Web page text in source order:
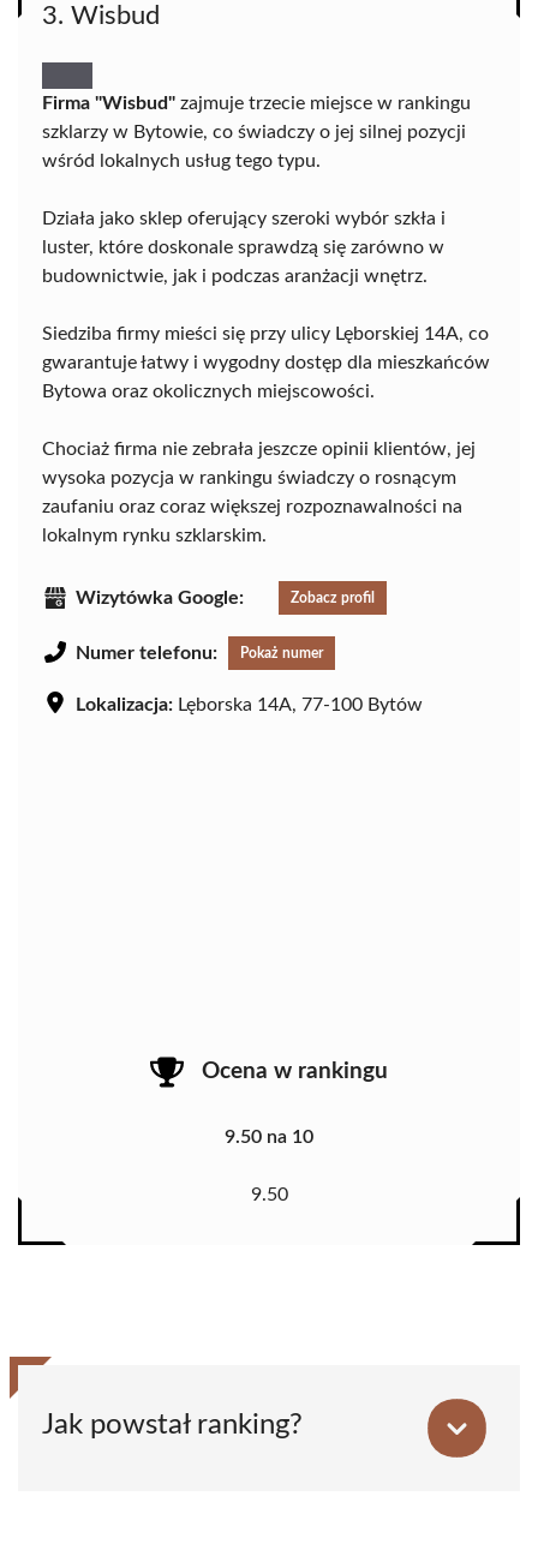
3. Wisbud
Firma "Wisbud" zajmuje trzecie miejsce w rankingu
szklarzy w Bytowie, co świadczy o jej silnej pozycji
wśród lokalnych usług tego typu.
Działa jako sklep oferujący szeroki wybór szkła i
luster, które doskonale sprawdzą się zarówno w
budownictwie, jak i podczas aranżacji wnętrz.
Siedziba firmy mieści się przy ulicy Lęborskiej 14A, co
gwarantuje łatwy i wygodny dostęp dla mieszkańców
Bytowa oraz okolicznych miejscowości.
Chociaż firma nie zebrała jeszcze opinii klientów, jej
wysoka pozycja w rankingu świadczy o rosnącym
zaufaniu oraz coraz większej rozpoznawalności na
lokalnym rynku szklarskim.
Wizytówka Google: Zobacz profil
Numer telefonu: Pokaż numer
Lokalizacja: Lęborska 14A, 77-100 Bytów
Ocena w rankingu
9.50 na 10
9.50
Jak powstał ranking?